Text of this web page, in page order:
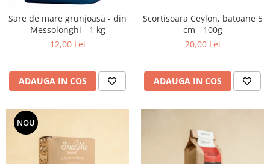
Sare de mare grunjoasă - din
Messolonghi - 1 kg
12,00 Lei
ADAUGA IN COS
Scortisoara Ceylon, batoane 5
cm - 100g
20,00 Lei
ADAUGA IN COS
NOU